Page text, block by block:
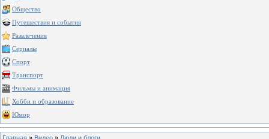
Общество
Путешествия и события
Развлечения
Сериалы
Спорт
Транспорт
Фильмы и анимация
Хобби и образование
Юмор